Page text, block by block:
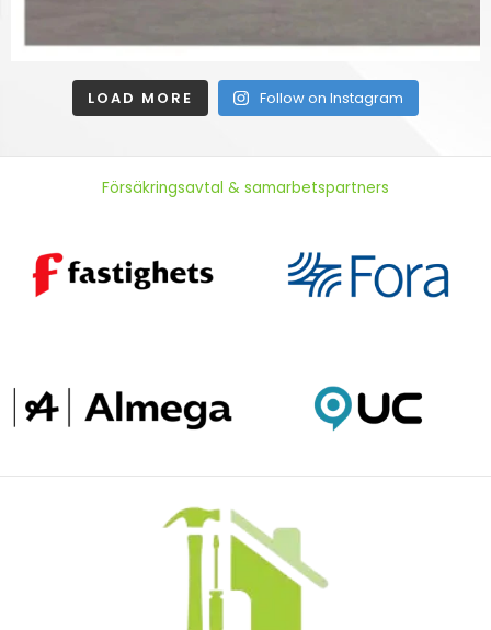
LOAD MORE Follow on Instagram
Försäkringsavtal & samarbetspartners